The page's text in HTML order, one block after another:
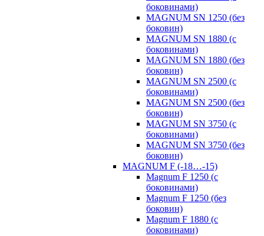
боковинами)
MAGNUM SN 1250 (без
боковин)
MAGNUM SN 1880 (с
боковинами)
MAGNUM SN 1880 (без
боковин)
MAGNUM SN 2500 (с
боковинами)
MAGNUM SN 2500 (без
боковин)
MAGNUM SN 3750 (с
боковинами)
MAGNUM SN 3750 (без
боковин)
MAGNUM F (-18…-15)
Magnum F 1250 (с
боковинами)
Magnum F 1250 (без
боковин)
Magnum F 1880 (с
боковинами)